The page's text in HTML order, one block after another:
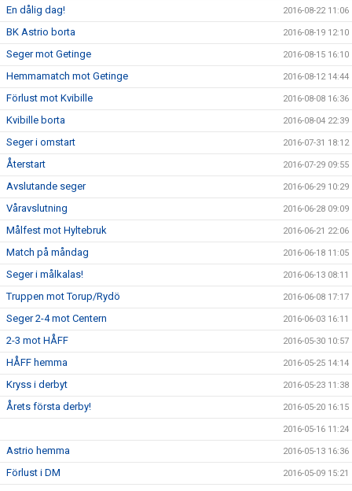
En dålig dag! 2016-08-22 11:06
BK Astrio borta 2016-08-19 12:10
Seger mot Getinge 2016-08-15 16:10
Hemmamatch mot Getinge 2016-08-12 14:44
Förlust mot Kvibille 2016-08-08 16:36
Kvibille borta 2016-08-04 22:39
Seger i omstart 2016-07-31 18:12
Återstart 2016-07-29 09:55
Avslutande seger 2016-06-29 10:29
Våravslutning 2016-06-28 09:09
Målfest mot Hyltebruk 2016-06-21 22:06
Match på måndag 2016-06-18 11:05
Seger i målkalas! 2016-06-13 08:11
Truppen mot Torup/Rydö 2016-06-08 17:17
Seger 2-4 mot Centern 2016-06-03 16:11
2-3 mot HÅFF 2016-05-30 10:57
HÅFF hemma 2016-05-25 14:14
Kryss i derbyt 2016-05-23 11:38
Årets första derby! 2016-05-20 16:15
2016-05-16 11:24
Astrio hemma 2016-05-13 16:36
Förlust i DM 2016-05-09 15:21